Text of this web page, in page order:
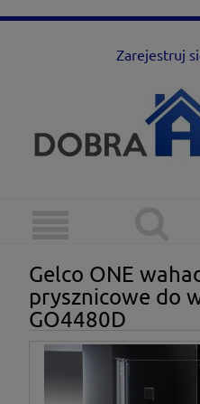
Zarejestruj
Gelco ONE
prysznicowe do
GO4480D